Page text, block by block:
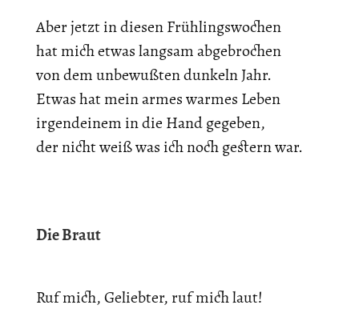
Aber jetzt in diesen Frühlingswochen
hat mich etwas langsam abgebrochen
von dem unbewußten dunkeln Jahr.
Etwas hat mein armes warmes Leben
irgendeinem in die Hand gegeben,
der nicht weiß was ich noch gestern war.
Die Braut
Ruf mich, Geliebter, ruf mich laut!